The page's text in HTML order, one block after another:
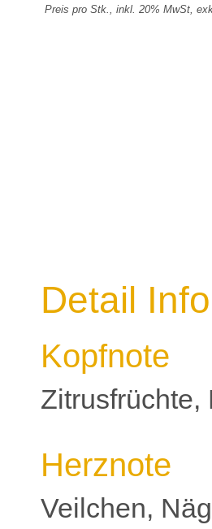
Preis pro Stk., inkl. 20% MwSt,
Detail
Kopfnote
Zitrusfrüchte,
Herznote
Veilchen,